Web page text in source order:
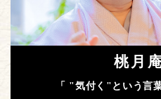
桃月
「 "気付く"という言